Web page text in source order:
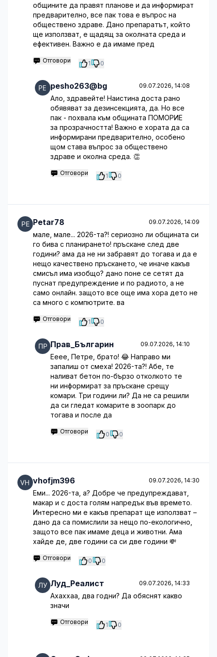
общините да правят планове и да информират
предварително, все пак това е въпрос на
обществено здраве. Дано препаратът, който
ще използват, е щадящ за околната среда и
ефективен. Важно е да имаме пред
Отговори 1 0
pesho263@bg 09.07.2026, 14:08
Ало, здравейте! Наистина доста рано
обявяват за дезинсекцията, да. Но все
пак - похвала към общината ПОМОРИЕ
за прозрачността! Важно е хората да са
информирани предварително, особено
щом става въпрос за обществено
здраве и околна среда. 👏
Отговори 1 0
Petar78 09.07.2026, 14:09
мале, мале... 2026-та?! сериозно ли общината си
го бива с планирането! пръскане след две
години? ама да не ни забравят до тогава и да е
нещо качествено пръскането, че иначе какъв
смисъл има изобщо? дано поне се сетят да
пуснат предупреждение и по радиото, а не
само онлайн. защото все още има хора дето не
са много с компютрите. ва
Отговори 1 0
Прав_Българин 09.07.2026, 14:10
Ееее, Петре, брато! 😂 Направо ми
запалиш от смеха! 2026-та?! Абе, те
наливат бетон по-бързо отколкото те
ни информират за пръскане срещу
комари. Три години ли? Да не са решили
да си гледат комарите в зоопарк до
тогава и после да
Отговори 0 0
vhofjm396 09.07.2026, 14:30
Еми... 2026-та, а? Добре че предупреждават,
макар и с доста голям напредък във времето.
Интересно ми е какъв препарат ще използват –
дано да са помислили за нещо по-екологично,
защото все пак имаме деца и животни. Ама
хайде де, две години са си две години 💸
Отговори 0 0
Луд_Реалист 09.07.2026, 14:33
Ахаххаа, два годни? Да обяснят какво
значи
Отговори 1 0